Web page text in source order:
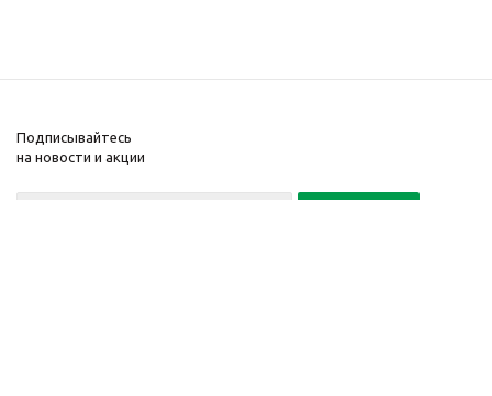
Подписывайтесь
на новости и акции